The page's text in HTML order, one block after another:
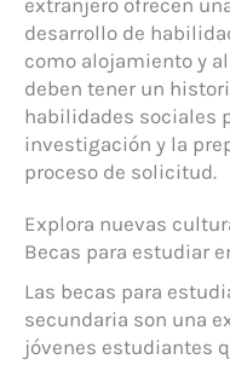
extranjero ofrecen
desarrollo de
como alojamiento y
deben tener un
habilidades sociales
investigación y la
proceso de solicitud.
Explora nuevas
Becas para estudiar
Las becas para
secundaria son una
jóvenes estudiantes